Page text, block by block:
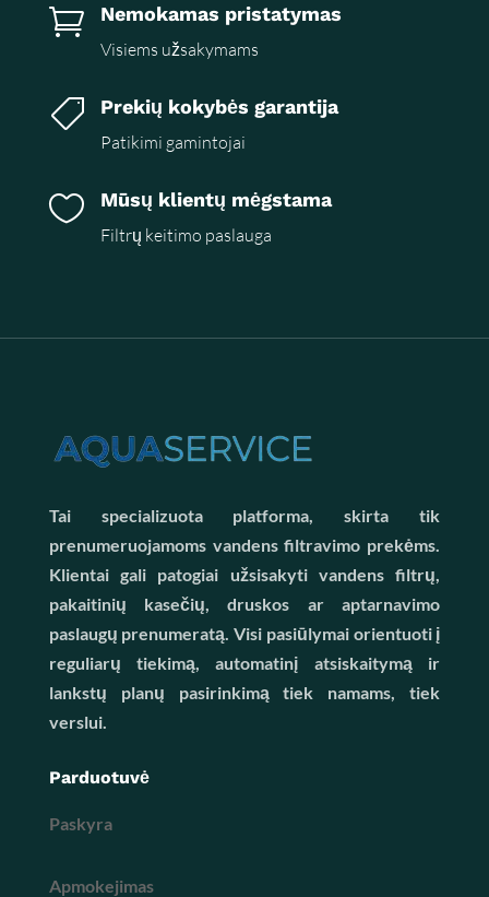
 Nemokamas pristatymas
Visiems užsakymams
 Prekių kokybės garantija
Patikimi gamintojai
 Mūsų klientų mėgstama
Filtrų keitimo paslauga
Tai specializuota platforma, skirta tik
prenumeruojamoms vandens filtravimo prekėms.
Klientai gali patogiai užsisakyti vandens filtrų,
pakaitinių kasečių, druskos ar aptarnavimo
paslaugų prenumeratą. Visi pasiūlymai orientuoti į
reguliarų tiekimą, automatinį atsiskaitymą ir
lankstų planų pasirinkimą tiek namams, tiek
verslui.
Parduotuvė
Paskyra
Apmokejimas